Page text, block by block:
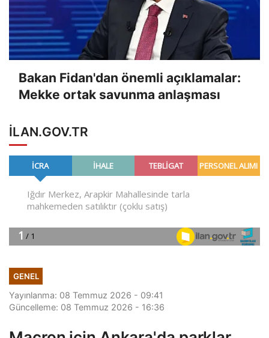
Bakan Fidan'dan önemli açıklamalar:
Mekke ortak savunma anlaşması
ILAN.GOV.TR
GENEL
Yayınlanma: 08 Temmuz 2026 - 09:41
Güncelleme: 08 Temmuz 2026 - 16:36